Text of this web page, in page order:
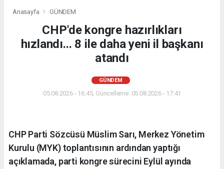
Anasayfa GÜNDEM
CHP'de kongre hazırlıkları
hızlandı... 8 ile daha yeni il başkanı
atandı
GÜNDEM
05.08.2026 - 16:45, Güncelleme: 05.08.2026 - 17:41
CHP Parti Sözcüsü Müslim Sarı, Merkez Yönetim
Kurulu (MYK) toplantısının ardından yaptığı
açıklamada, parti kongre sürecini Eylül ayında